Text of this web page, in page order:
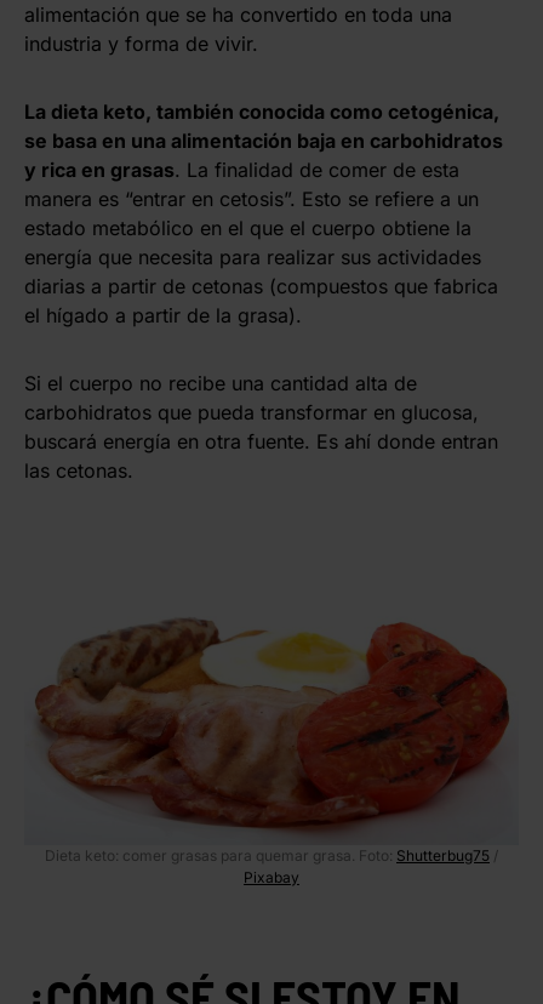
alimentación que se ha convertido en toda una
industria y forma de vivir.
La dieta keto, también conocida como cetogénica,
se basa en una alimentación baja en carbohidratos
y rica en grasas. La finalidad de comer de esta
manera es “entrar en cetosis”. Esto se refiere a un
estado metabólico en el que el cuerpo obtiene la
energía que necesita para realizar sus actividades
diarias a partir de cetonas (compuestos que fabrica
el hígado a partir de la grasa).
Si el cuerpo no recibe una cantidad alta de
carbohidratos que pueda transformar en glucosa,
buscará energía en otra fuente. Es ahí donde entran
las cetonas.
Dieta keto: comer grasas para quemar grasa. Foto: Shutterbug75 /
Pixabay